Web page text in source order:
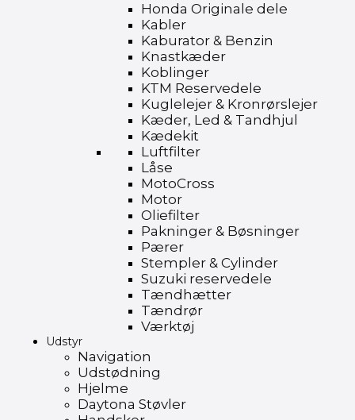
Honda Originale dele
Kabler
Kaburator & Benzin
Knastkæder
Koblinger
KTM Reservedele
Kuglelejer & Kronrørslejer
Kæder, Led & Tandhjul
Kædekit
Luftfilter
Låse
MotoCross
Motor
Oliefilter
Pakninger & Bøsninger
Pærer
Stempler & Cylinder
Suzuki reservedele
Tændhætter
Tændrør
Værktøj
Udstyr
Navigation
Udstødning
Hjelme
Daytona Støvler